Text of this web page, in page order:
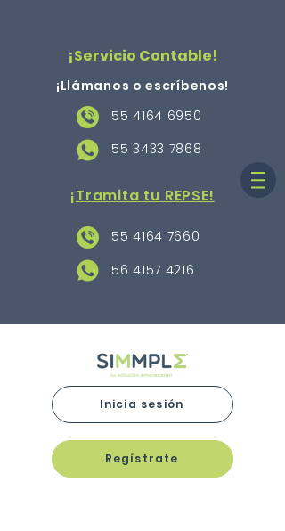
¡Servicio Contable!
¡Llámanos o escríbenos!
55 4164 6950
55 3433 7868
¡Tramita tu REPSE!
55 4164 7660
56 4157 4216
Inicia sesión
Regístrate